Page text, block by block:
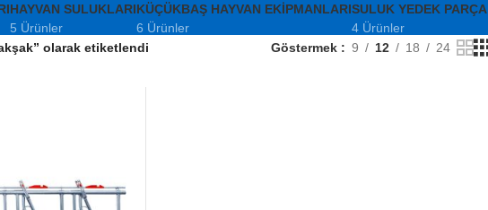
HAYVAN SULUKLARI
5 Ürünler
KÜÇÜKBAŞ HAYVAN EKIPMANLARI
6 Ürünler
SULUK YEDEK PARÇA
4 Ürünler
olarak etiketlendi Göstermek 9 12 18 24